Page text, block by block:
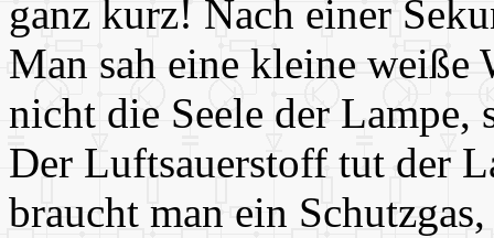
ganz kurz! Nach einer
Man sah eine kleine weiße
nicht die Seele der Lampe,
Der Luftsauerstoff tut der
braucht man ein